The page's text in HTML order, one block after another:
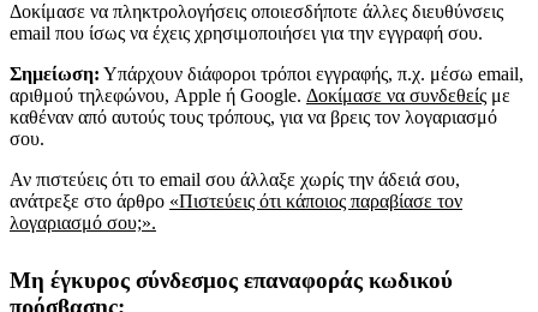
Δοκίμασε να πληκτρολογήσεις οποιεσδήποτε άλλες διευθύνσεις
email που ίσως να έχεις χρησιμοποιήσει για την εγγραφή σου.
Σημείωση: Υπάρχουν διάφοροι τρόποι εγγραφής, π.χ. μέσω email,
αριθμού τηλεφώνου, Apple ή Google. Δοκίμασε να συνδεθείς με
καθέναν από αυτούς τους τρόπους, για να βρεις τον λογαριασμό
σου.
Αν πιστεύεις ότι το email σου άλλαξε χωρίς την άδειά σου,
ανάτρεξε στο άρθρο «Πιστεύεις ότι κάποιος παραβίασε τον
λογαριασμό σου;».
Μη έγκυρος σύνδεσμος επαναφοράς κωδικού
πρόσβασης;